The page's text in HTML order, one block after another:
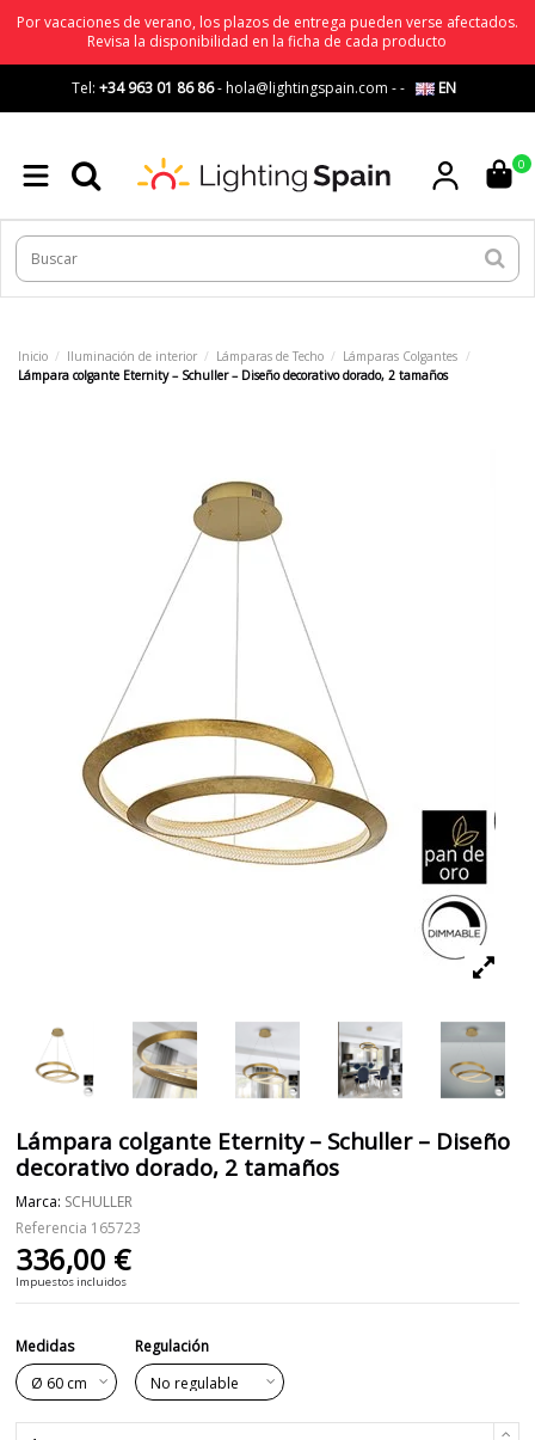
Por vacaciones de verano, los plazos de entrega pueden verse afectados.
Revisa la disponibilidad en la ficha de cada producto
Tel: +34 963 01 86 86-hola@lightingspain.com -- EN
0
Inicio Iluminación de interior Lámparas de Techo
Lámparas Colgantes
Lámpara colgante Eternity – Schuller – Diseño decorativo dorado, 2 tamaños
Lámpara colgante Eternity – Schuller – Diseño
decorativo dorado, 2 tamaños
Marca: SCHULLER
Referencia 165723
336,00 €
Impuestos incluidos
Medidas Regulación